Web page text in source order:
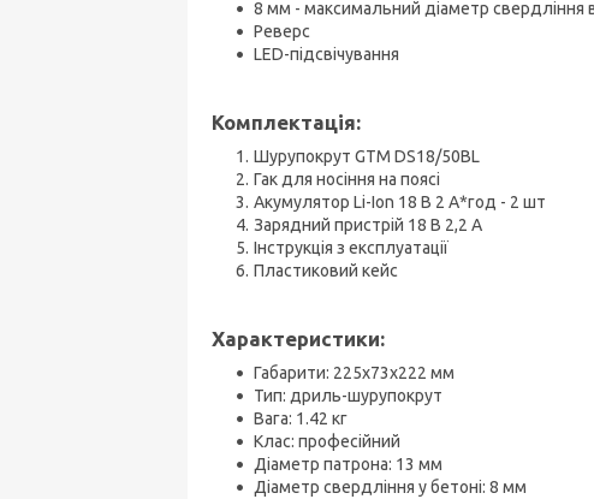
8 мм - максимальний діаметр свердління
Реверс
LED-підсвічування
Комплектація:
Шурупокрут GTM DS18/50BL
Гак для носіння на поясі
Акумулятор Li-Ion 18 В 2 А*год - 2 шт
Зарядний пристрій 18 В 2,2 А
Інструкція з експлуатації
Пластиковий кейс
Характеристики:
Габарити: 225x73x222 мм
Тип: дриль-шурупокрут
Вага: 1.42 кг
Клас: професійний
Діаметр патрона: 13 мм
Діаметр свердління у бетоні: 8 мм